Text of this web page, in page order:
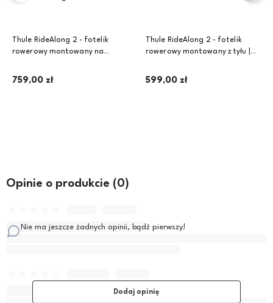
Thule RideAlong 2 - fotelik
rowerowy montowany na
759,00 zł
Thule RideAlong 2 - fotelik
rowerowy montowany z tyłu |
599,00 zł
Opinie o produkcie (0)
Nie ma jeszcze żadnych opinii, bądź pierwszy!
Dodaj opinię